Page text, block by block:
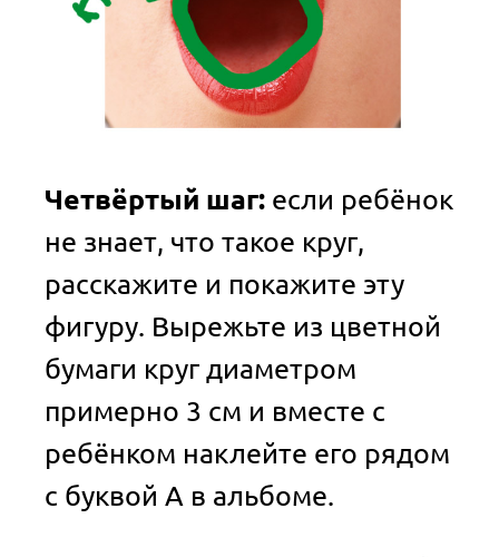
Четвёртый шаг: если ребёнок
не знает, что такое круг,
расскажите и покажите эту
фигуру. Вырежьте из цветной
бумаги круг диаметром
примерно 3 см и вместе с
ребёнком наклейте его рядом
с буквой А в альбоме.